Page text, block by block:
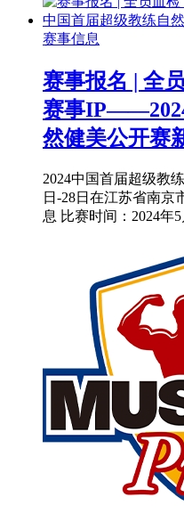
赛事信息
赛事报名 | 全
赛事
然健美公开赛
2024中国首届超级教
日-28日在江苏省南
息 比赛时间：2024